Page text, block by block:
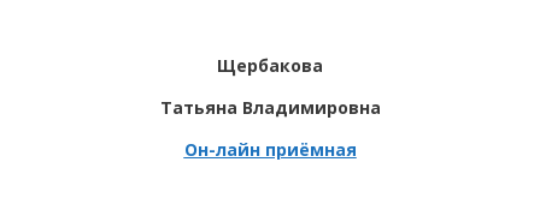
Щербакова
Татьяна Владимировна
Он-лайн приёмная